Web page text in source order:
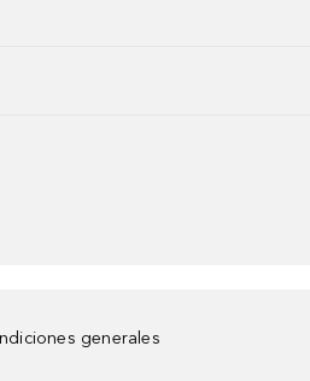
generales